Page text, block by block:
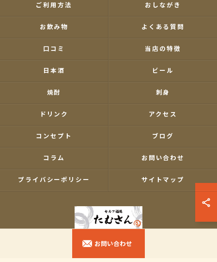
お問い合わせ
ご利用方法 おしながき
お飲み物 よくある質問
口コミ 当店の特徴
日本酒 ビール
焼酎 刺身
ドリンク アクセス
コンセプト ブログ
コラム お問い合わせ
プライバシーポリシー サイトマップ
© 2026 東京都南大塚の居酒屋ならセルフ酒場たむさん ALL RIGHTS RESERVED.